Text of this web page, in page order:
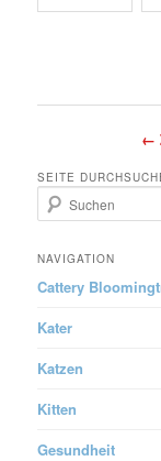
←
SEITE
u
h
e
NAVIGATION
Cattery
Kater
Katzen
Kitten
Gesundheit